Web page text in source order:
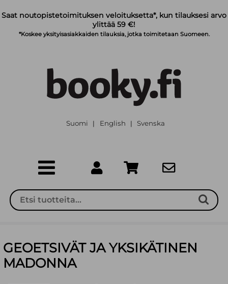
Saat noutopistetoimituksen veloituksetta*, kun tilauksesi arvo
ylittää 59 €!
*Koskee yksityisasiakkaiden tilauksia, jotka toimitetaan Suomeen.
Suomi | English | Svenska
GEOETSIVÄT JA YKSIKÄTINEN
MADONNA